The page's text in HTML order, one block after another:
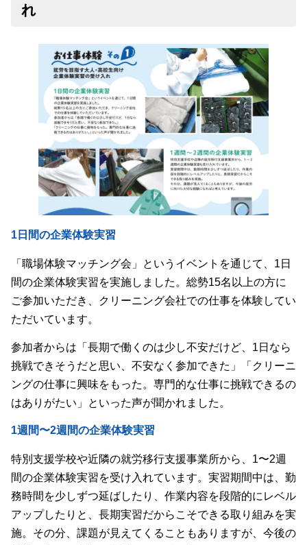
れ
1日間の企業体験実習
「職場体験マッチング会」というイベントを通じて、1日
間の企業体験実習を実施しました。総勢15名以上の方に
ご参加いただき、クリーニング会社での仕事を体験してい
ただいています。
参加者からは「長期で働くのは少し不安だけど、1日なら
挑戦できそうだと思い、不安なく参加できた」「クリーニ
ングの仕事に興味をもった。専門的な仕事に挑戦できるの
はありがたい」といった声が聞かれました。
1週間〜2週間の企業体験実習
特別支援学校や近隣の就労移行支援事業所から、1〜2週
間の企業体験実習を受け入れています。実習期間中は、勤
務時間を少しずつ延ばしたり、作業内容を段階的にレベル
アップしたりと、長期実習だからこそできる取り組みを実
施。その分、課題が見えてくることもありますが、今後の